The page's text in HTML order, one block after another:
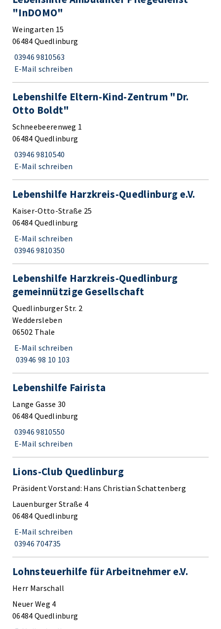
"InDOMO"
Weingarten 15
06484 Quedlinburg
03946 9810563
E-Mail schreiben
Lebenshilfe Eltern-Kind-Zentrum "Dr.
Otto Boldt"
Schneebeerenweg 1
06484 Quedlinburg
03946 9810540
E-Mail schreiben
Lebenshilfe Harzkreis-Quedlinburg e.V.
Kaiser-Otto-Straße 25
06484 Quedlinburg
E-Mail schreiben
03946 9810350
Lebenshilfe Harzkreis-Quedlinburg
gemeinnützige Gesellschaft
Quedlinburger Str. 2
Weddersleben
06502 Thale
E-Mail schreiben
03946 98 10 103
Lebenshilfe Fairista
Lange Gasse 30
06484 Quedlinburg
03946 9810550
E-Mail schreiben
Lions-Club Quedlinburg
Präsident Vorstand: Hans Christian Schattenberg
Lauenburger Straße 4
06484 Quedlinburg
E-Mail schreiben
03946 704735
Lohnsteuerhilfe für Arbeitnehmer e.V.
Herr Marschall
Neuer Weg 4
06484 Quedlinburg